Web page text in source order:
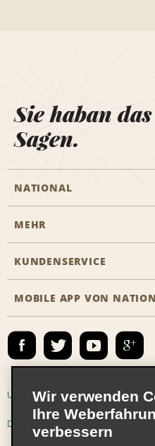
Sie haban das
Sagen.
NATIONAL
Eine Reservierung
Das Business Rental
Emerald Club Anmelden
MEHR
Karriere
KUNDENSERVICE
Barrierefreiheit
Kontakt
E-Mail anmelden
MOBILE APP VON
Unternehmensinformationen
Datenschutzrichtlinie
Wir verwenden
Ihre
verbessern